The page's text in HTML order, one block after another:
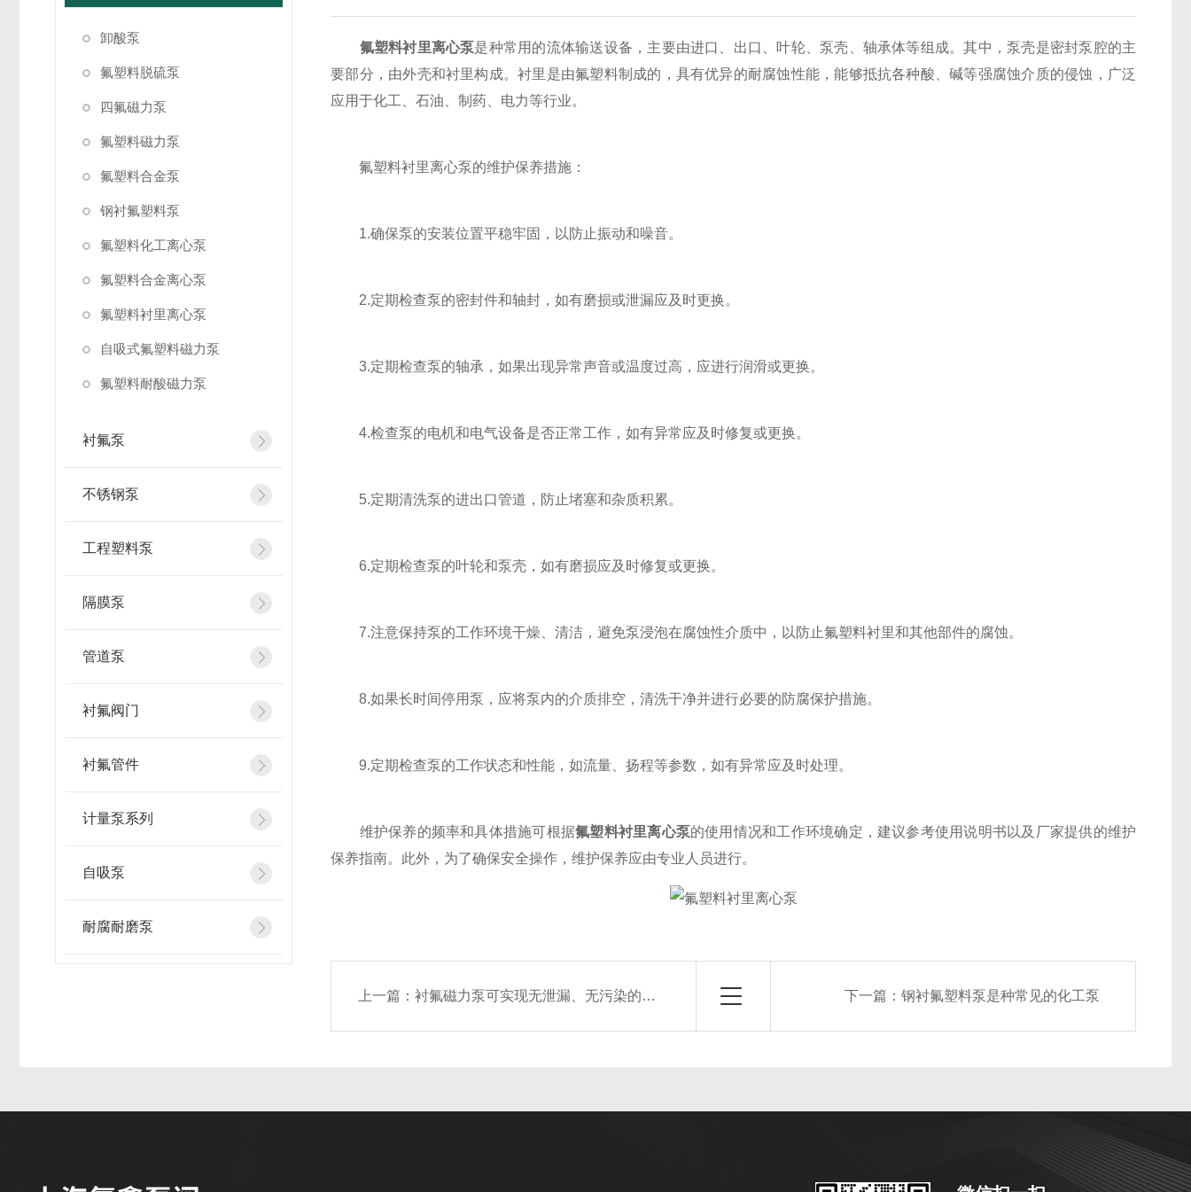
卸酸泵
氟塑料脱硫泵
四氟磁力泵
氟塑料磁力泵
氟塑料合金泵
钢衬氟塑料泵
氟塑料化工离心泵
氟塑料合金离心泵
氟塑料衬里离心泵
自吸式氟塑料磁力泵
氟塑料耐酸磁力泵
衬氟泵
不锈钢泵
工程塑料泵
隔膜泵
管道泵
衬氟阀门
衬氟管件
计量泵系列
自吸泵
耐腐耐磨泵
氟塑料衬里离心泵是种常用的流体输送设备，主要由进口、出口、叶轮、泵壳、轴承体等组成。其中，泵壳是密封泵腔的主
要部分，由外壳和衬里构成。衬里是由氟塑料制成的，具有优异的耐腐蚀性能，能够抵抗各种酸、碱等强腐蚀介质的侵蚀，广泛
应用于化工、石油、制药、电力等行业。
氟塑料衬里离心泵的维护保养措施：
1.确保泵的安装位置平稳牢固，以防止振动和噪音。
2.定期检查泵的密封件和轴封，如有磨损或泄漏应及时更换。
3.定期检查泵的轴承，如果出现异常声音或温度过高，应进行润滑或更换。
4.检查泵的电机和电气设备是否正常工作，如有异常应及时修复或更换。
5.定期清洗泵的进出口管道，防止堵塞和杂质积累。
6.定期检查泵的叶轮和泵壳，如有磨损应及时修复或更换。
7.注意保持泵的工作环境干燥、清洁，避免泵浸泡在腐蚀性介质中，以防止氟塑料衬里和其他部件的腐蚀。
8.如果长时间停用泵，应将泵内的介质排空，清洗干净并进行必要的防腐保护措施。
9.定期检查泵的工作状态和性能，如流量、扬程等参数，如有异常应及时处理。
维护保养的频率和具体措施可根据氟塑料衬里离心泵的使用情况和工作环境确定，建议参考使用说明书以及厂家提供的维护
保养指南。此外，为了确保安全操作，维护保养应由专业人员进行。
上一篇：衬氟磁力泵可实现无泄漏、无污染的输送过程 下一篇： 钢衬氟塑料泵是种常见的化工泵